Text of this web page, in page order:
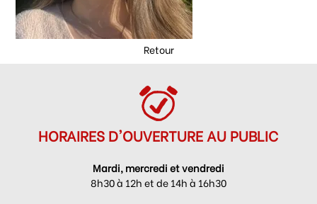
Retour
HORAIRES D'OUVERTURE AU PUBLIC
Mardi, mercredi et vendredi
8h30 à 12h et de 14h à 16h30